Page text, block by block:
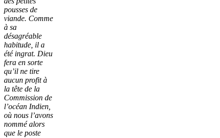
pousses de
viande. Comme
à sa
désagréable
habitude, il a
été ingrat. Dieu
fera en sorte
qu’il ne tire
aucun profit à
la tête de la
Commission de
l’océan Indien,
où nous l’avons
nommé alors
que le poste